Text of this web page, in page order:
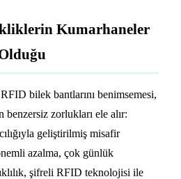
Kumarhaneler
bilek bantlarını benimsemesi,
zorlukları ele alır:
geliştirilmiş misafir
azalma, çok günlük
şifreli RFID teknolojisi ile